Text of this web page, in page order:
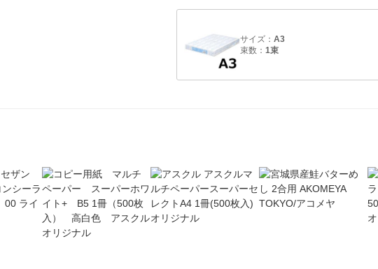
サイズ： A3
束数： 1束